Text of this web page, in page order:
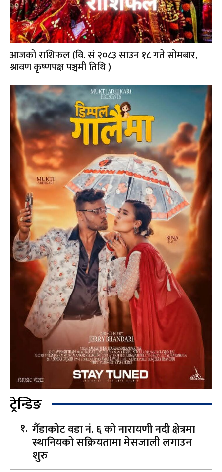
आजको राशिफल (वि. सं २०८३ साउन १८ गते सोमबार,
श्रावण कृष्णपक्ष पञ्चमी तिथि )
ट्रेन्डिङ
गैँडाकोट वडा नं. ६ को नारायणी नदी क्षेत्रमा
स्थानियको सक्रियतामा मेसजाली लगाउन
शुरु